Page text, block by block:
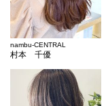
nambu-CENTRAL
村本 千優